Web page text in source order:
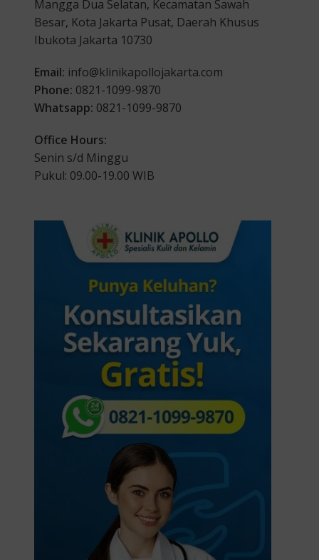
Mangga Dua Selatan, Kecamatan Sawah
Besar, Kota Jakarta Pusat, Daerah Khusus
Ibukota Jakarta 10730
Email: info@klinikapollojakarta.com
Phone: 0821-1099-9870
Whatsapp: 0821-1099-9870
Office Hours:
Senin s/d Minggu
Pukul: 09.00-19.00 WIB